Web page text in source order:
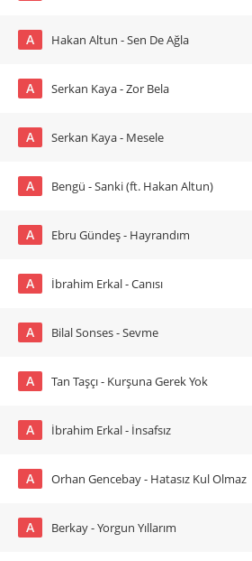
A Hakan Altun - Sen De Ağla
A Serkan Kaya - Zor Bela
A Serkan Kaya - Mesele
A Bengü - Sanki (ft. Hakan Altun)
A Ebru Gündeş - Hayrandım
A İbrahim Erkal - Canısı
A Bilal Sonses - Sevme
A Tan Taşçı - Kurşuna Gerek Yok
A İbrahim Erkal - İnsafsız
A Orhan Gencebay - Hatasız Kul Olmaz
A Berkay - Yorgun Yıllarım